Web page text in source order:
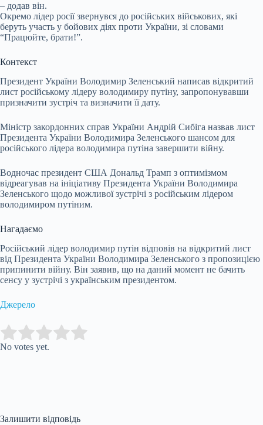
– додав він.
Окремо лідер росії звернувся до російських військових, які
беруть участь у бойових діях проти України, зі словами
“Працюйте, брати!”.
Контекст
Президент України Володимир Зеленський написав відкритий
лист російському лідеру володимиру путіну, запропонувавши
призначити зустріч та визначити її дату.
Міністр закордонних справ України Андрій Сибіга назвав лист
Президента України Володимира Зеленського шансом для
російського лідера володимира путіна завершити війну.
Водночас президент США Дональд Трамп з оптимізмом
відреагував на ініціативу Президента України Володимира
Зеленського щодо можливої зустрічі з російським лідером
володимиром путіним.
Нагадаємо
Російський лідер володимир путін відповів на відкритий лист
від Президента України Володимира Зеленського з пропозицією
припинити війну. Він заявив, що на даний момент не бачить
сенсу у зустрічі з українським президентом.
Джерело
Rate this item:
No votes yet.
Залишити відповідь